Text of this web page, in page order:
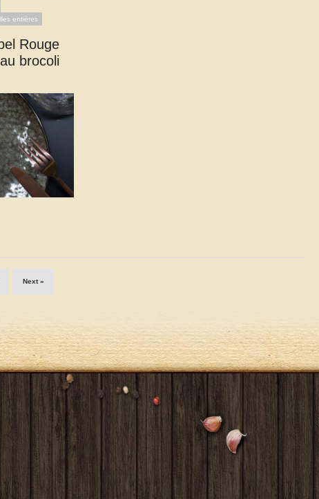
entières
Rouge
brocoli
Next »